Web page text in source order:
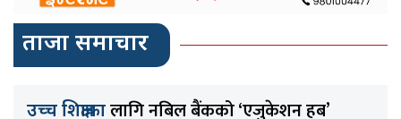
ताजा समाचार
उच्च शिक्षाकालागि नबिल बैंकको ‘एजुकेशन हब’